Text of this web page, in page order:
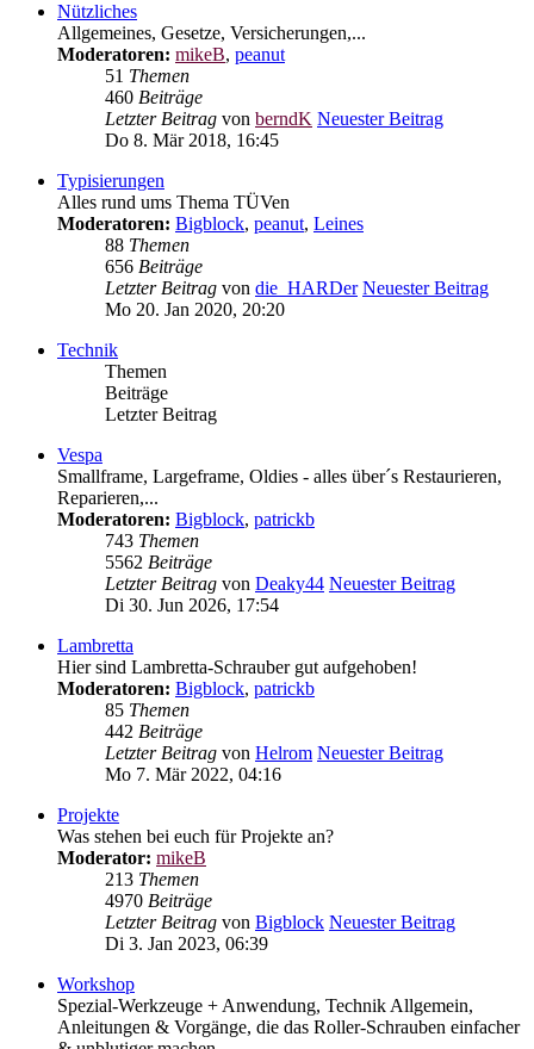
Nützliches
Allgemeines, Gesetze, Versicherungen,...
Moderatoren: mikeB, peanut
51 Themen
460 Beiträge
Letzter Beitrag von berndK Neuester Beitrag
Do 8. Mär 2018, 16:45
Typisierungen
Alles rund ums Thema TÜVen
Moderatoren: Bigblock, peanut, Leines
88 Themen
656 Beiträge
Letzter Beitrag von die_HARDer Neuester Beitrag
Mo 20. Jan 2020, 20:20
Technik
Themen
Beiträge
Letzter Beitrag
Vespa
Smallframe, Largeframe, Oldies - alles über´s Restaurieren,
Reparieren,...
Moderatoren: Bigblock, patrickb
743 Themen
5562 Beiträge
Letzter Beitrag von Deaky44 Neuester Beitrag
Di 30. Jun 2026, 17:54
Lambretta
Hier sind Lambretta-Schrauber gut aufgehoben!
Moderatoren: Bigblock, patrickb
85 Themen
442 Beiträge
Letzter Beitrag von Helrom Neuester Beitrag
Mo 7. Mär 2022, 04:16
Projekte
Was stehen bei euch für Projekte an?
Moderator: mikeB
213 Themen
4970 Beiträge
Letzter Beitrag von Bigblock Neuester Beitrag
Di 3. Jan 2023, 06:39
Workshop
Spezial-Werkzeuge + Anwendung, Technik Allgemein,
Anleitungen & Vorgänge, die das Roller-Schrauben einfacher